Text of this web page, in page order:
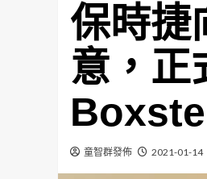
保時捷
意，正
童智群發佈 2021-01-14